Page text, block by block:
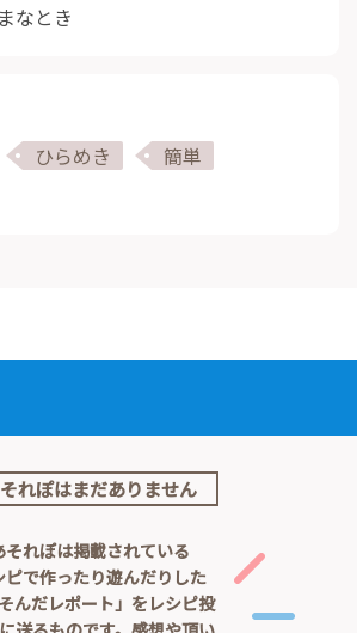
なとき
ひらめき
簡単
れぽはまだありません
それぽは掲載されている
ピで作ったり遊んだりした
そんだレポート」をレシピ投